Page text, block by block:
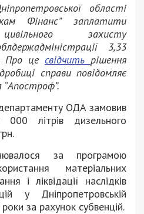
області
Фінанс” заплатити
захисту
3,33
Про це свідчить рішення
справи повідомляє
ОДА замовив
000 літрів дизельного
за програмою
матеріальних
і ліквідації наслідків
у Дніпропетровській
за рахунок субвенцій.